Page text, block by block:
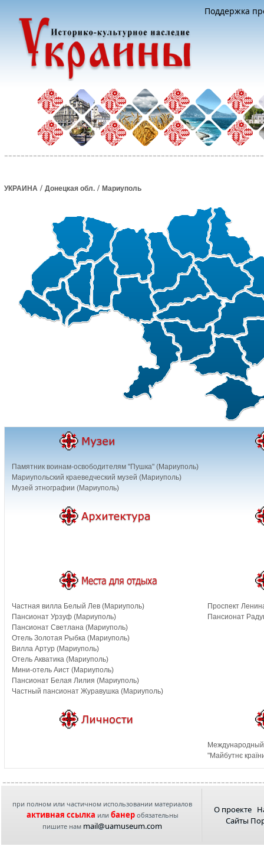
Поддержка
УКРАИНА / Донецкая обл. / Мариуполь
Памятник воинам-освободителям "Пушка" (Мариуполь)
Мариупольский краеведческий музей (Мариуполь)
Музей этнографии (Мариуполь)
Частная вилла Белый Лев (Мариуполь)
Пансионат Урзуф (Мариуполь)
Пансионат Светлана (Мариуполь)
Отель Золотая Рыбка (Мариуполь)
Вилла Артур (Мариуполь)
Отель Акватика (Мариуполь)
Мини-отель Аист (Мариуполь)
Пансионат Белая Лилия (Мариуполь)
Частный пансионат Журавушка (Мариуполь)
Проспект
Пансионат
Международный
"Майбутнє
при полном или частичном использовании материалов
активная ссылка или банеробязательны
пишите нам mail@uamuseum.com
О проекте
Сайты